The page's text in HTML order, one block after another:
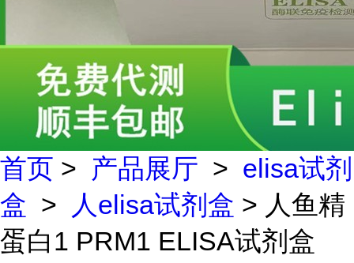
首页 > 产品展厅 > elisa试剂
盒 > 人elisa试剂盒 > 人鱼精
蛋白1 PRM1 ELISA试剂盒